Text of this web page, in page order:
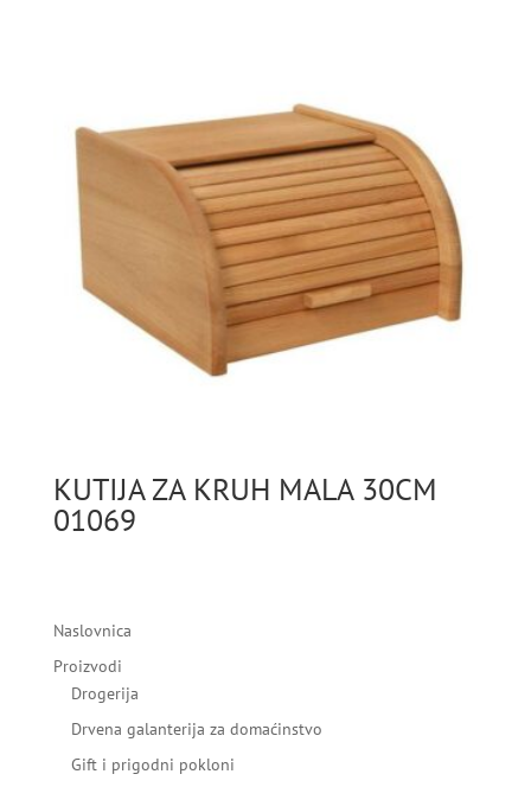
KUTIJA ZA KRUH MALA 30CM
01069
Naslovnica
Proizvodi
Drogerija
Drvena galanterija za domaćinstvo
Gift i prigodni pokloni